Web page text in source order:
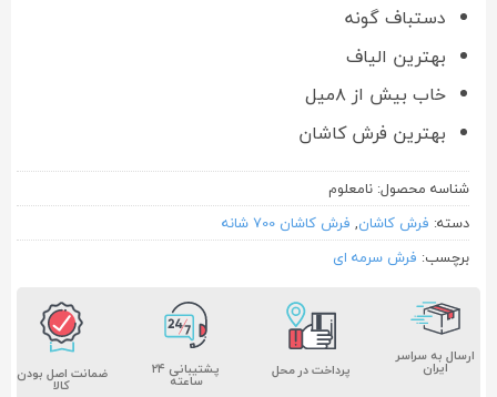
دستباف گونه
بهترین الیاف
خاب بیش از ۸میل
بهترین فرش کاشان
شناسه محصول: نامعلوم
دسته: فرش کاشان, فرش کاشان 700 شانه
برچسب: فرش سرمه ای
ارسال به سراسر
ایران پرداخت در محل پشتیبانی ۲۴
ساعته ضمانت اصل بودن
کالا